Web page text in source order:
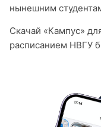
нынешним
Скачай «Кампус»
расписанием НВГУ